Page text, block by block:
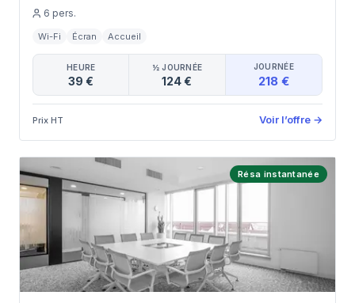
6 pers.
Wi-Fi Écran Accueil
HEURE
39 €
½ JOURNÉE
124 €
JOURNÉE
218 €
Prix HT Voir l’offre →
Résa instantanée